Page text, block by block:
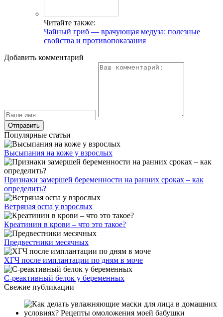
Читайте также:
Чайный гриб — врачующая медуза: полезные
свойства и противопоказания
Добавить комментарий
Популярные статьи
Высыпания на коже у взрослых
Признаки замершей беременности на ранних сроках – как
определить?
Ветряная оспа у взрослых
Креатинин в крови – что это такое?
Предвестники месячных
ХГЧ после имплантации по дням в моче
С-реактивный белок у беременных
Свежие публикации